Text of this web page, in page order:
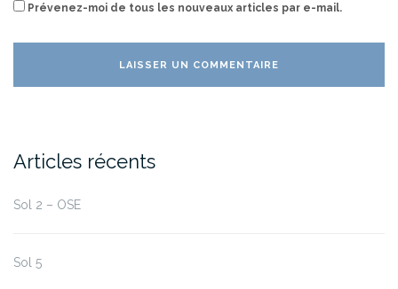
Prévenez-moi de tous les nouveaux articles par e-mail.
Articles récents
Sol 2 – OSE
Sol 5